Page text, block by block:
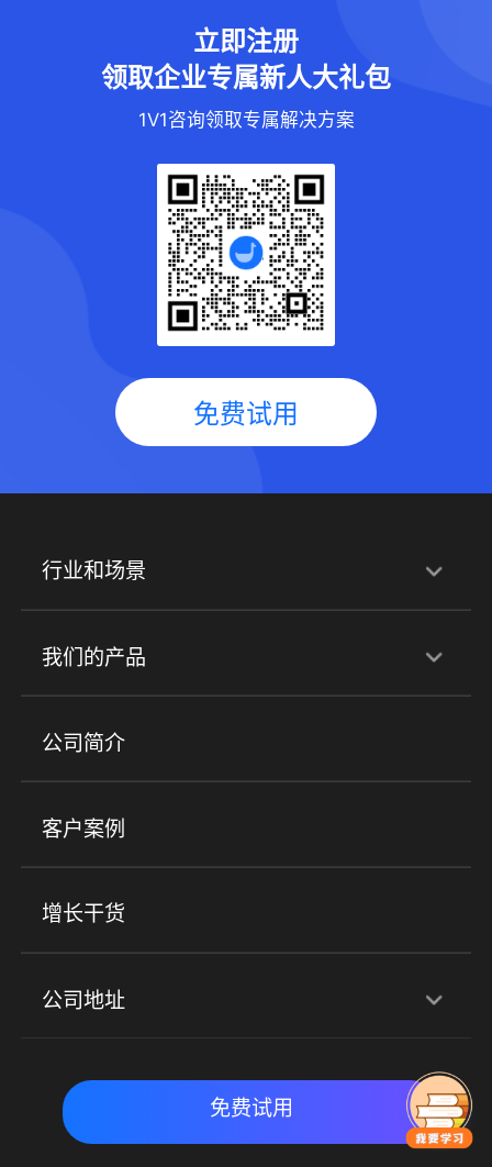
立即注册
领取企业专属新人大礼包
1V1咨询领取专属解决方案
免费试用
行业和场景
行业解决方案
培训机构 职业技能培训 兴趣培训
金融行业
心理机构
实时私域带货 数字化运营
我们的产品
产品
小程序商城 ERP 企微SCRM
社群圈子
公司简介
客户案例
增长干货
公司地址
北京地址：北京市朝阳区朝外大街乙6号23层
免费试用